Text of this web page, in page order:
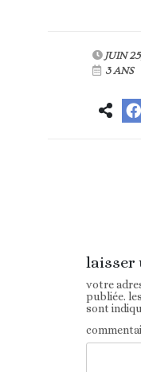
JUIN
3 ANS
laisser
votre
publiée.
sont